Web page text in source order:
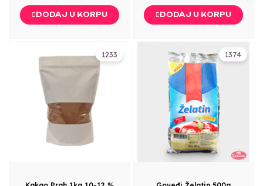
DODAJ U KORPU DODAJ U KORPU
1233 1374